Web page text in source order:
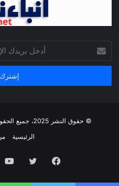
بريدك
الإلكتروني
© حقوق النشر 2025، جميع الحقوق محفوظة |
الرئيسية
فيسبوك تويتر